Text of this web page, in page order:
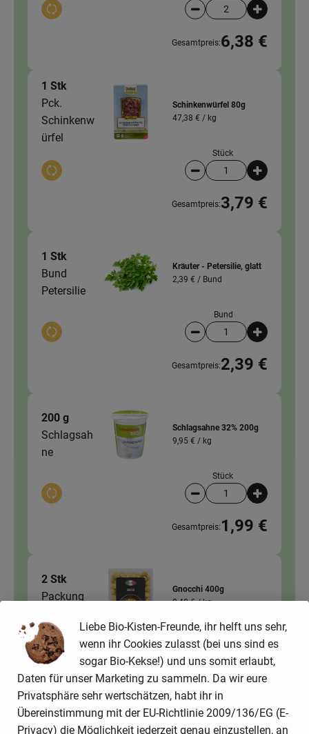
Auswahl ändern Artikelanzahl
Gesamtpreis:6,38 €
1 Stk
Pck.
Schinkenw
ürfel
Auswahl ändern
Schinkenwürfel 80g
47,38 € / kg
Stück
Artikelanzahl
Gesamtpreis:3,79 €
1 Stk
Bund
Petersilie
Auswahl ändern
Kräuter - Petersilie, glatt
2,39 € / Bund
Bund
Artikelanzahl
Gesamtpreis:2,39 €
200 g
Schlagsah
ne
Auswahl ändern
Schlagsahne 32% 200g
9,95 € / kg
Stück
Artikelanzahl
Gesamtpreis: 1,99 €
2 Stk
Packung
Auswahl ändern
Gnocchi 400g
8,48 € /kg
Stück
Artikelanzahl
6,78 €
Liebe Bio-Kisten-Freunde, ihr helft uns sehr,
wenn ihr Cookies zulasst (bei uns sind es
sogar Bio-Kekse!) und uns somit erlaubt,
Daten für unser Marketing zu sammeln. Da wir eure
Privatsphäre sehr wertschätzen, habt ihr in
Übereinstimmung mit der EU-Richtlinie 2009/136/EG (E-
Privacy) die Möglichkeit jederzeit genau einzustellen, an